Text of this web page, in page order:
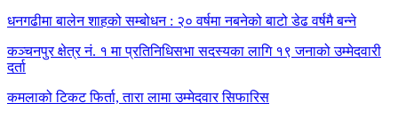
धनगढीमा बालेन शाहको सम्बोधन : २० वर्षमा नबनेको बाटो डेढ वर्षमै बन्ने
कञ्चनपुर क्षेत्र नं. १ मा प्रतिनिधिसभा सदस्यका लागि १९ जनाको उम्मेदवारी
दर्ता
कमलाको टिकट फिर्ता, तारा लामा उम्मेदवार सिफारिस